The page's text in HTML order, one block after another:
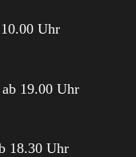
Uhr
19.00 Uhr
18.30 Uhr